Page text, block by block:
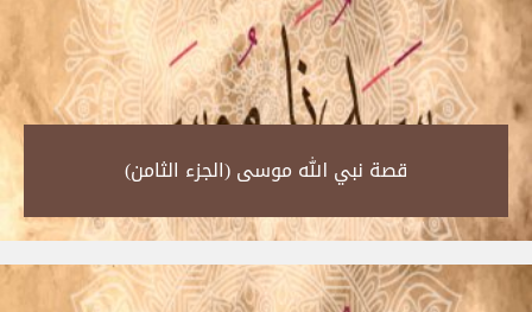
قصة نبي الله موسى (الجزء الثامن)‎